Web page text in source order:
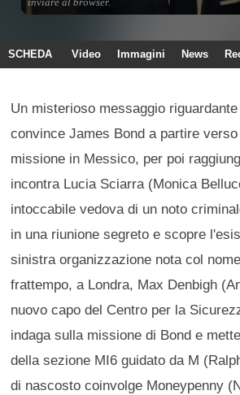
SCHEDA Video Immagini News
Un misterioso messaggio
convince James Bond a partire
missione in Messico, per poi
incontra Lucia Sciarra (Monica
intoccabile vedova di un noto
in una riunione segreto e scopre
sinistra organizzazione nota col
frattempo, a Londra, Max Denbigh
nuovo capo del Centro per la
indaga sulla missione di Bond e
della sezione MI6 guidato da M
di nascosto coinvolge Moneypenny